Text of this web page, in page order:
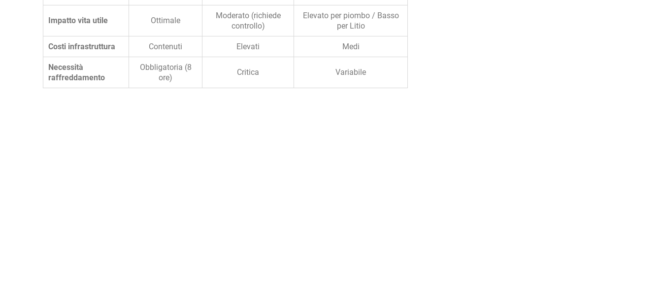
Impatto vita utile Ottimale
Moderato (richiede
controllo)
Elevato per piombo / Basso
per Litio
Costi infrastruttura Contenuti Elevati Medi
Necessità
raffreddamento
Obbligatoria (8
ore)
Critica Variabile